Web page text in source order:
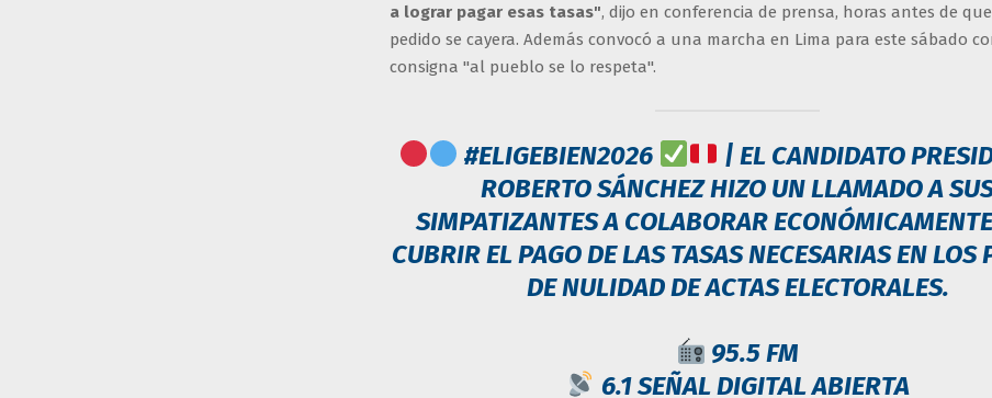
a lograr pagar esas tasas", dijo en conferencia de prensa, horas antes de
pedido se cayera. Además convocó a una marcha en Lima para este sábado
consigna "al pueblo se lo respeta".
#ELIGEBIEN2026
| EL CANDIDATO
ROBERTO SÁNCHEZ HIZO UN LLAMADO A
SIMPATIZANTES A COLABORAR
CUBRIR EL PAGO DE LAS TASAS NECESARIAS EN LOS
DE NULIDAD DE ACTAS ELECTORALES.
95.5 FM
6.1 SEÑAL DIGITAL ABIERTA